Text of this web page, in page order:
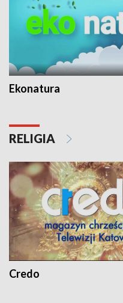
Ekonatura
RELIGIA
Credo